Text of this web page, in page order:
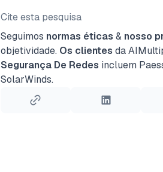
Cite esta pesquisa
Seguimos normas éticas & nosso
objetividade. Os clientes da
Segurança De Redes incluem
SolarWinds.